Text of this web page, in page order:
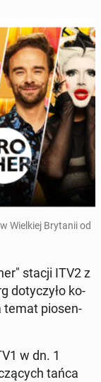
Wiel­kiej Bry­ta­nii od
stacji ITV2 z
do­ty­czy­ło ko­
temat pio­sen­
w dn. 1
tańca